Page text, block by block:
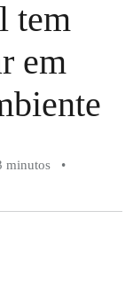
tem
em
minutos
•